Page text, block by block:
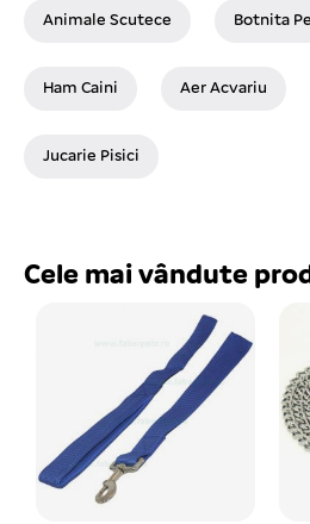
Animale Scutece Botnita
Ham Caini Aer Acvariu
Jucarie Pisici
Cele mai vândute